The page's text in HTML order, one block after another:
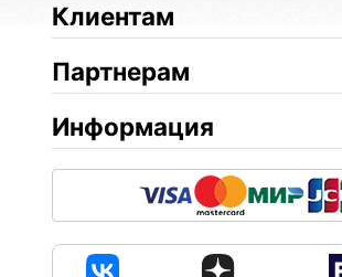
Клиентам
Партнерам
Информация